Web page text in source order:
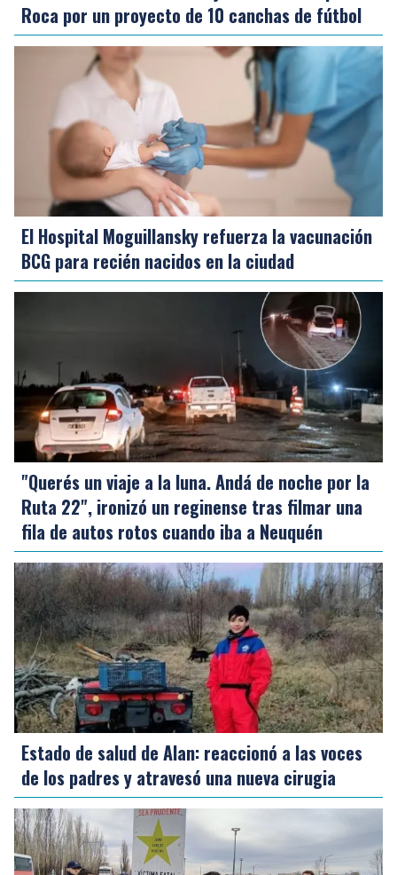
Roca por un proyecto de 10 canchas de fútbol
El Hospital Moguillansky refuerza la vacunación
BCG para recién nacidos en la ciudad
"Querés un viaje a la luna. Andá de noche por la
Ruta 22", ironizó un reginense tras filmar una
fila de autos rotos cuando iba a Neuquén
Estado de salud de Alan: reaccionó a las voces
de los padres y atravesó una nueva cirugia